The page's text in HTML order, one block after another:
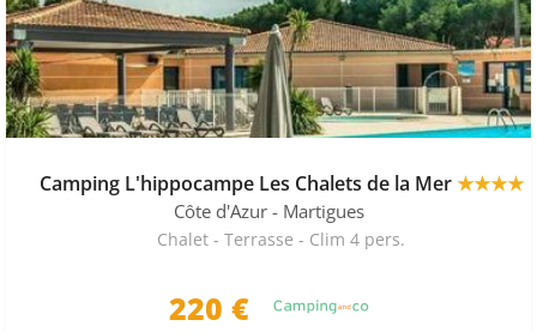
Camping L'hippocampe Les Chalets de la Mer★★★★
Côte d'Azur - Martigues
Chalet - Terrasse - Clim 4 pers.
220 €